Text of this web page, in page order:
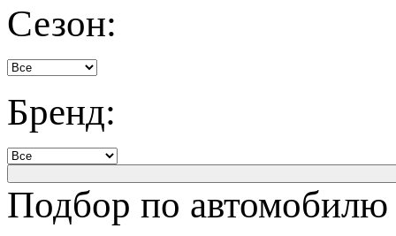
Сезон:
Бренд:
Подбор по автомобилю